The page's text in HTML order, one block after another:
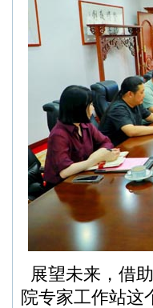
展望未来，借
院专家工作站这